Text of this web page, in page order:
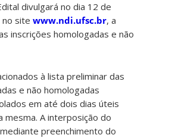
divulgará no dia 12 de
no sitewww.ndi.ufsc.br, a
inscrições homologadas e não
à lista preliminar das
e não homologadas
em até dois dias úteis
mesma. A interposição do
preenchimento do